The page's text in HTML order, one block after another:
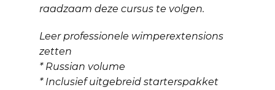
raadzaam deze cursus te volgen.
Leer professionele wimperextensions
zetten
* Russian volume
* Inclusief uitgebreid starterspakket